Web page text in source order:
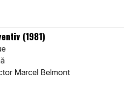
(1981)
Marcel Belmont